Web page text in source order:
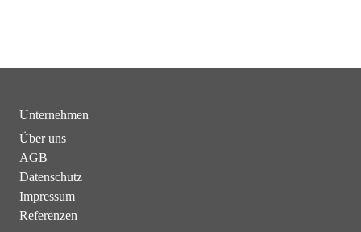
Unternehmen
Über uns
AGB
Datenschutz
Impressum
Referenzen